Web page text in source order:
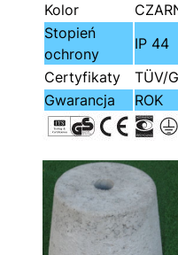
Kolor
Stopień
ochrony
IP 44
Certyfikaty
TÜV/
Gwarancja
ROK